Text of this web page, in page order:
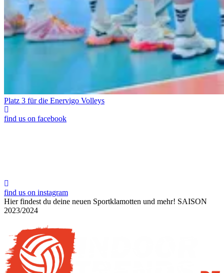
Platz 3 für die Enervigo Volleys
find us on facebook
find us on instagram
Hier findest du deine neuen Sportklamotten und mehr! SAISON
2023/2024